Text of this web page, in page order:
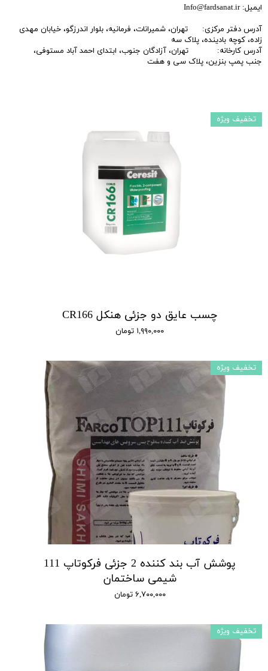
ایمیل: Info@fardsanat.ir
آدرس دفتر مرکزی: تهران، شمیرانات، فرمانیه، بلوار اندرزگو، خیابان مهدی
زاده، کوچه بادینده، پلاک سه
آدرس کارخانه: تهران، آزادگان جنوب، ابتدای احمد آباد مستوفی،
جنب پمپ بنزین، پلاک سی و هفت
چسب عایق دو جزئی هنکل CR166
۱,۹۹۰,۰۰۰ تومان
تخفیف ویژه
پوشش آب بند کننده 2 جزئی فرکوتاپ 111
شیمی ساختمان
۶,۷۰۰,۰۰۰ تومان
تخفیف ویژه
تخفیف ویژه